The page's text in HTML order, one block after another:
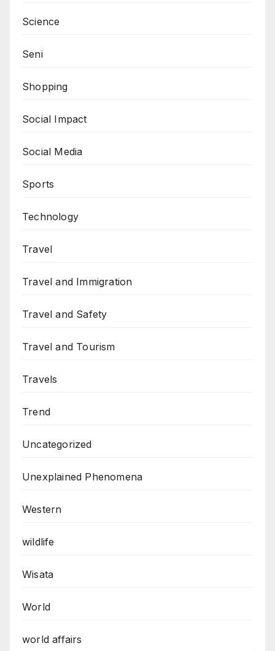
Science
Seni
Shopping
Social Impact
Social Media
Sports
Technology
Travel
Travel and Immigration
Travel and Safety
Travel and Tourism
Travels
Trend
Uncategorized
Unexplained Phenomena
Western
wildlife
Wisata
World
world affairs